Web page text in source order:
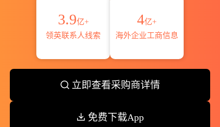
3.9亿+
领英联系人线索
4亿+
海外企业工商信息
立即查看采购商详情
免费下载App